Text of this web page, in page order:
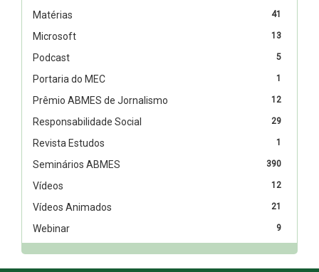
41
Matérias
13
Microsoft
5
Podcast
1
Portaria do MEC
12
Prêmio ABMES de Jornalismo
29
Responsabilidade Social
1
Revista Estudos
390
Seminários ABMES
12
Vídeos
21
Vídeos Animados
9
Webinar